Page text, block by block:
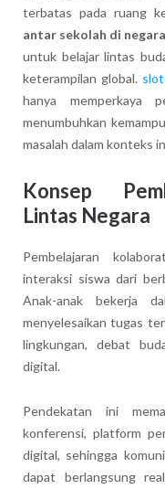
terbatas pada ruang
antar sekolah di
untuk belajar lintas
keterampilan global.
hanya memperkaya
menumbuhkan
masalah dalam konteks
Konsep
Lintas Negara
Pembelajaran
interaksi siswa dari
Anak-anak bekerja
menyelesaikan tugas
lingkungan, debat
digital.
Pendekatan ini
konferensi, platform
digital, sehingga
dapat berlangsung